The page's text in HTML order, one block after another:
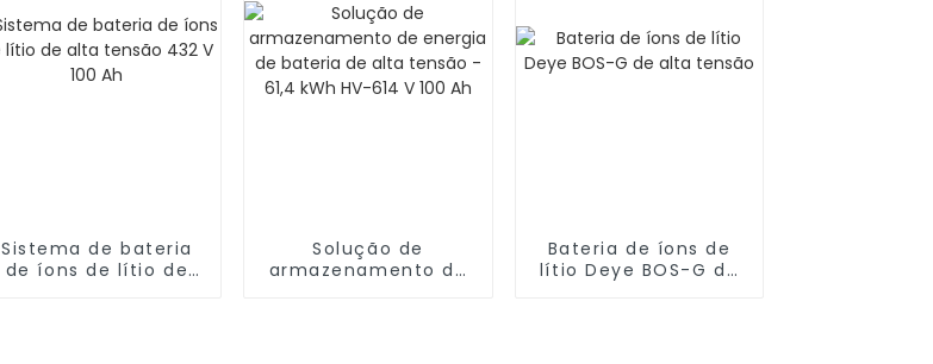
Sistema de bateria
de íons de lítio de
Solução de
armazenamento de
Bateria de íons de
lítio Deye BOS-G de